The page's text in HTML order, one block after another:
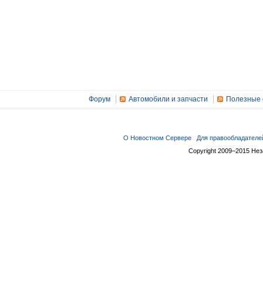
Форум Автомобили и запчасти Полезные
О Новостном Сервере
Для
Copyright 2009–2015